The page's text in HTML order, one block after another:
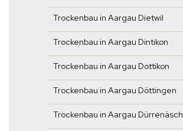
Trockenbau in Aargau Dietwil
Trockenbau in Aargau Dintikon
Trockenbau in Aargau Dottikon
Trockenbau in Aargau Döttingen
Trockenbau in Aargau Dürrenäsch